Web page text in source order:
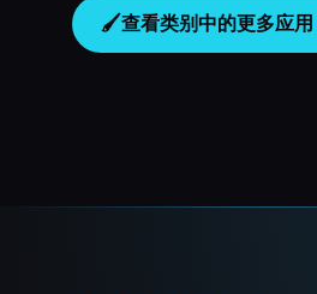
🖌️查看类别中的更多应用